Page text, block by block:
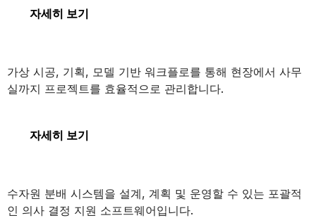
자세히 보기
SYNCHRO 4D
가상 시공, 기획, 모델 기반 워크플로를 통해 현장에서 사무
실까지 프로젝트를 효율적으로 관리합니다.
자세히 보기
수자원 분배 시스템을 설계, 계획 및 운영할 수 있는 포괄적
인 의사 결정 지원 소프트웨어입니다.